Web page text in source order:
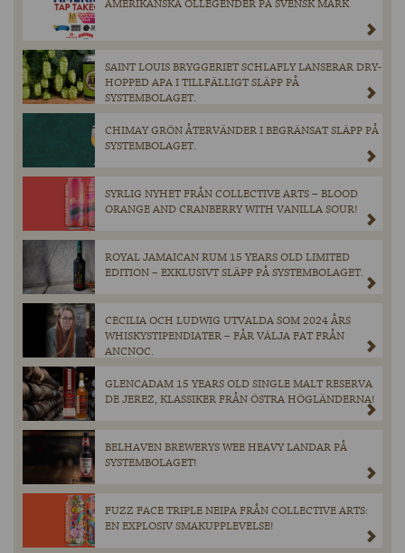
AMERIKANSKA ÖLLEGENDER PÅ SVENSK MARK
SAINT LOUIS BRYGGERIET SCHLAFLY LANSERAR DRY-
HOPPED APA I TILLFÄLLIGT SLÄPP PÅ
SYSTEMBOLAGET.
CHIMAY GRÖN ÅTERVÄNDER I BEGRÄNSAT SLÄPP PÅ
SYSTEMBOLAGET.
SYRLIG NYHET FRÅN COLLECTIVE ARTS – BLOOD
ORANGE AND CRANBERRY WITH VANILLA SOUR!
ROYAL JAMAICAN RUM 15 YEARS OLD LIMITED
EDITION – EXKLUSIVT SLÄPP PÅ SYSTEMBOLAGET.
CECILIA OCH LUDWIG UTVALDA SOM 2024 ÅRS
WHISKYSTIPENDIATER – FÅR VÄLJA FAT FRÅN
ANCNOC.
GLENCADAM 15 YEARS OLD SINGLE MALT RESERVA
DE JEREZ, KLASSIKER FRÅN ÖSTRA HÖGLÄNDERNA!
BELHAVEN BREWERYS WEE HEAVY LANDAR PÅ
SYSTEMBOLAGET!
FUZZ FACE TRIPLE NEIPA FRÅN COLLECTIVE ARTS:
EN EXPLOSIV SMAKUPPLEVELSE!